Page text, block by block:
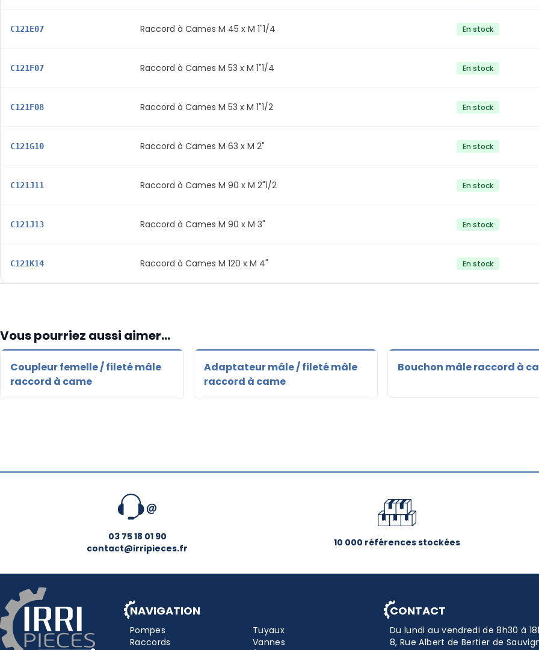
C121E07 Raccord à Cames M 45 x M 1"1/4 En stock
C121F07 Raccord à Cames M 53 x M 1"1/4 En stock
C121F08 Raccord à Cames M 53 x M 1"1/2 En stock
C121G10 Raccord à Cames M 63 x M 2" En stock
C121J11 Raccord à Cames M 90 x M 2"1/2 En stock
C121J13 Raccord à Cames M 90 x M 3" En stock
C121K14 Raccord à Cames M 120 x M 4" En stock
Vous pourriez aussi aimer...
Coupleur femelle / fileté mâle
raccord à came
Adaptateur mâle / fileté mâle
raccord à came
Bouchon mâle raccord à
03 75 18 01 90
contact@irripieces.fr
10 000 références stockées
NAVIGATION
Pompes
Tuyaux
Raccords
Vannes
CONTACT
Du lundi au vendredi de 8h30 à
8, Rue Albert de Bertier de